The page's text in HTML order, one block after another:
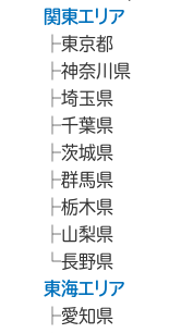
関東エリア
東京都
神奈川県
埼玉県
千葉県
茨城県
群馬県
栃木県
山梨県
長野県
東海エリア
愛知県